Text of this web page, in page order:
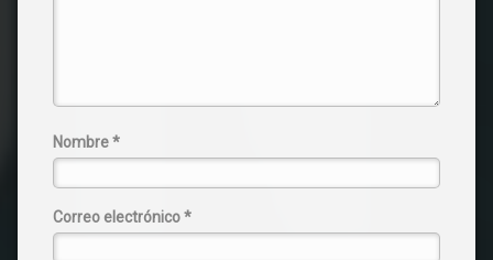
Nombre*
Correo electrónico*